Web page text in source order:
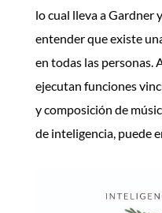
lo cual lleva a Gardner
entender que existe
en todas las personas.
ejecutan funciones
y composición de
de inteligencia, puede